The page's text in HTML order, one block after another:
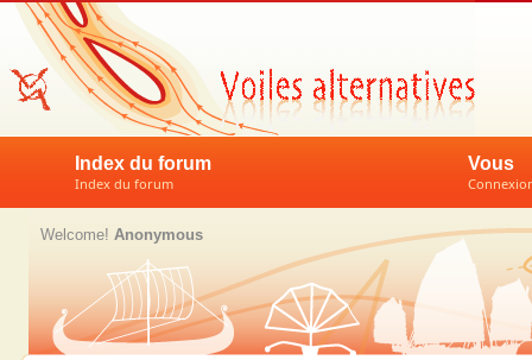
Index du forum
Index du forum
Vous
Welcome! Anonymous